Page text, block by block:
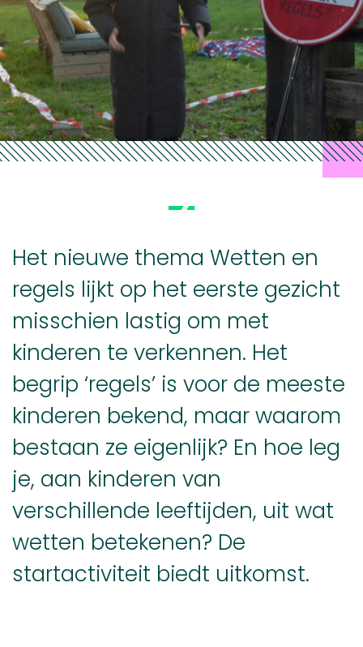
Het nieuwe thema Wetten en
regels lijkt op het eerste gezicht
misschien lastig om met
kinderen te verkennen. Het
begrip ‘regels’ is voor de meeste
kinderen bekend, maar waarom
bestaan ze eigenlijk? En hoe leg
je, aan kinderen van
verschillende leeftijden, uit wat
wetten betekenen? De
startactiviteit biedt uitkomst.